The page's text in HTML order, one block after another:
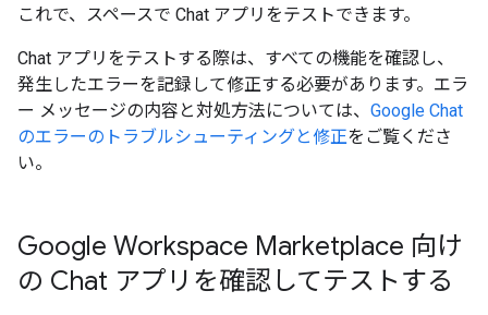
これで、スペースで Chat アプリをテストできます。
Chat アプリをテストする際は、すべての機能を確認し、
発生したエラーを記録して修正する必要があります。エラ
ー メッセージの内容と対処方法については、 Google Chat
のエラーのトラブルシューティングと修正をご覧くださ
い。
Google Workspace Marketplace 向け
の Chat アプリを確認してテストする